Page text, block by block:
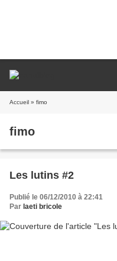
Accueil » fimo
fimo
Les lutins #2
Publié le 06/12/2010 à 22:41
Par laeti bricole